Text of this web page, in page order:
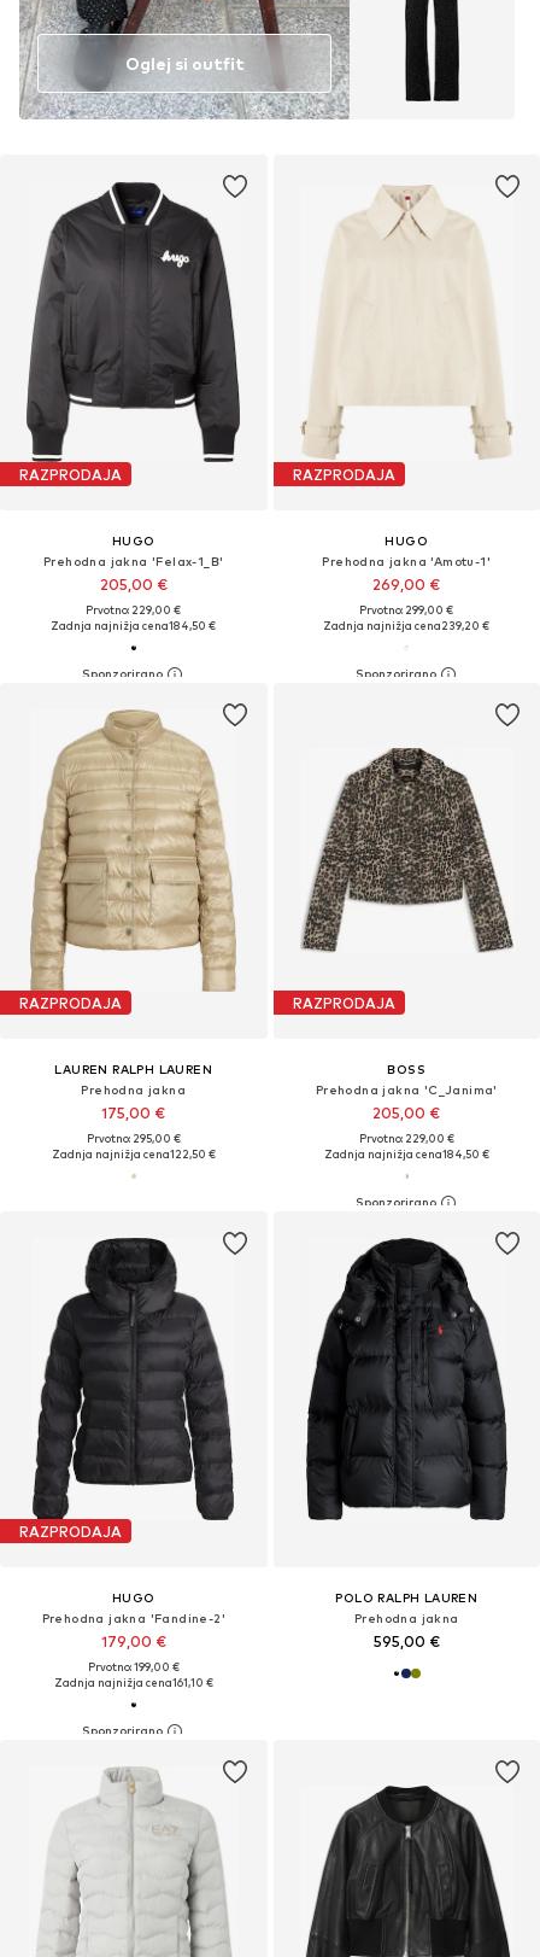
RAZPRODAJA
HUGO
Prehodna jakna 'Felax-1_B'
205,00 €
Prvotno: 229,00 €
Zadnja najnižja cena184,50 €
Oglej si outfit
RAZPRODAJA
HUGO
Prehodna jakna 'Amotu-1'
269,00 €
Prvotno: 299,00 €
Zadnja najnižja cena239,20 €
RAZPRODAJA
LAUREN RALPH LAUREN
Prehodna jakna
175,00 €
Prvotno: 295,00 €
Zadnja najnižja cena122,50 €
RAZPRODAJA
BOSS
Prehodna jakna 'C_Janima'
205,00 €
Prvotno: 229,00 €
Zadnja najnižja cena184,50 €
RAZPRODAJA
HUGO
Prehodna jakna 'Fandine-2'
179,00 €
Prvotno: 199,00 €
Zadnja najnižja cena161,10 €
POLO RALPH LAUREN
Prehodna jakna
595,00 €